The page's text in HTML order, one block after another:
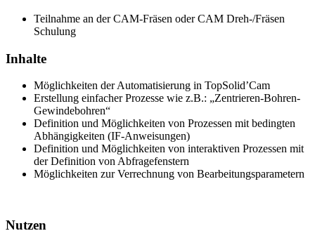
Teilnahme an der CAM-Fräsen oder CAM Dreh-/Fräsen
Schulung
Inhalte
Möglichkeiten der Automatisierung in TopSolid’Cam
Erstellung einfacher Prozesse wie z.B.: „Zentrieren-Bohren-
Gewindebohren“
Definition und Möglichkeiten von Prozessen mit bedingten
Abhängigkeiten (IF-Anweisungen)
Definition und Möglichkeiten von interaktiven Prozessen mit
der Definition von Abfragefenstern
Möglichkeiten zur Verrechnung von Bearbeitungsparametern
Nutzen